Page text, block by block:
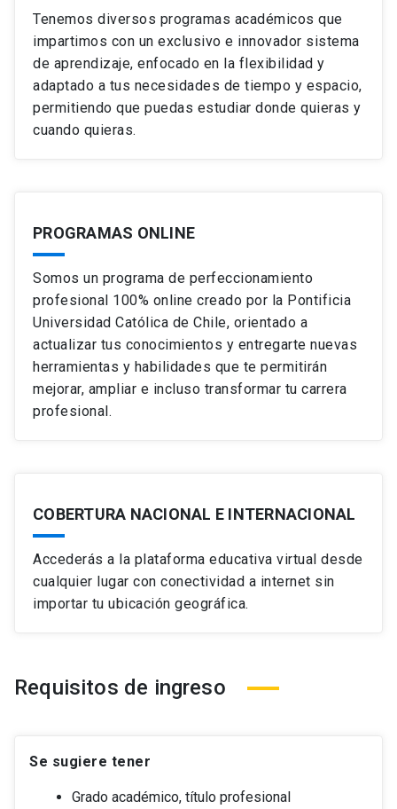
Tenemos diversos programas académicos que
impartimos con un exclusivo e innovador sistema
de aprendizaje, enfocado en la flexibilidad y
adaptado a tus necesidades de tiempo y espacio,
permitiendo que puedas estudiar donde quieras y
cuando quieras.
PROGRAMAS ONLINE
Somos un programa de perfeccionamiento
profesional 100% online creado por la Pontificia
Universidad Católica de Chile, orientado a
actualizar tus conocimientos y entregarte nuevas
herramientas y habilidades que te permitirán
mejorar, ampliar e incluso transformar tu carrera
profesional.
COBERTURA NACIONAL E INTERNACIONAL
Accederás a la plataforma educativa virtual desde
cualquier lugar con conectividad a internet sin
importar tu ubicación geográfica.
Requisitos de ingreso
Se sugiere tener
Grado académico, título profesional